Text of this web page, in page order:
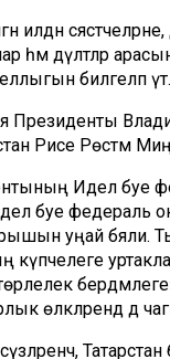
илдән
һәм дәүләтләр
билгеләп үтә.
Президенты
Рәисе Рөстәм
Идел буе
буе федераль
торышын уңай
күпчелеге
өлкәләрендә дә